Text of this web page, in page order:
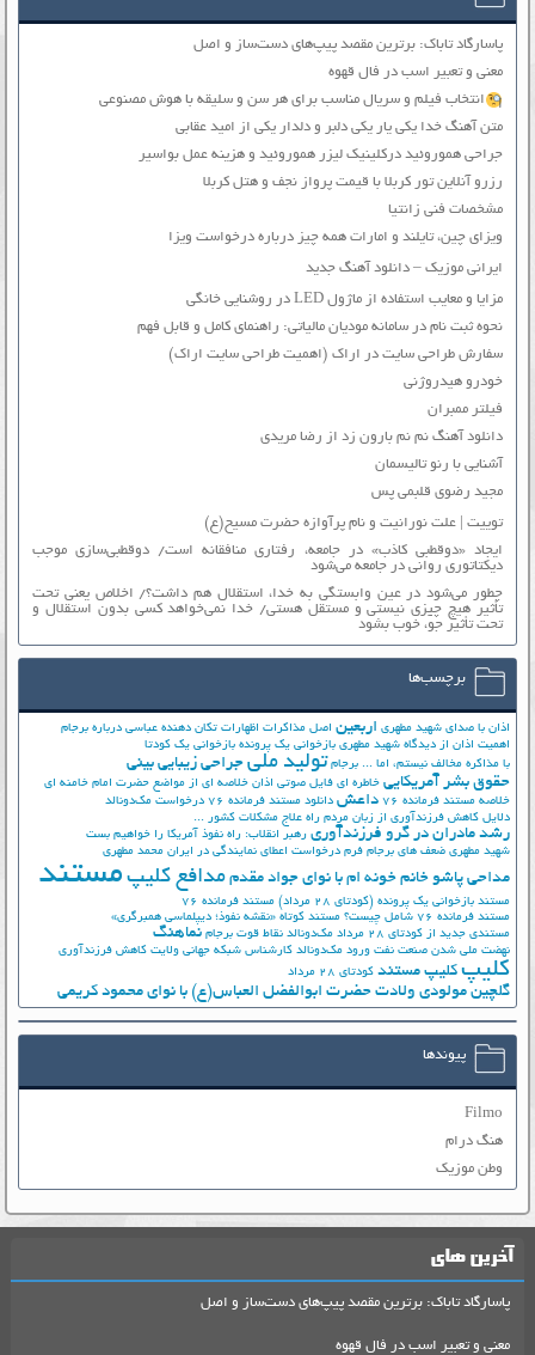
پاسارگاد تاباک: برترین مقصد پیپ‌های دست‌ساز و اصل
معنی و تعبیر اسب در فال قهوه
انتخاب فیلم و سریال مناسب برای هر سن و سلیقه با هوش مصنوعی
متن آهنگ خدا یکی یار یکی دلبر و دلدار یکی از امید عقابی
جراحی هموروئید درکلینیک لیزر هموروئید و هزینه عمل بواسیر
رزرو آنلاین تور کربلا با قیمت پرواز نجف و هتل کربلا
مشخصات فنی زانتیا
ویزای چین، تایلند و امارات همه چیز درباره درخواست ویزا
ایرانی موزیک – دانلود آهنگ جدید
مزایا و معایب استفاده از ماژول LED در روشنایی خانگی
نحوه ثبت نام در سامانه مودیان مالیاتی: راهنمای کامل و قابل فهم
سفارش طراحی سایت در اراک (اهمیت طراحی سایت اراک)
خودرو هیدروژنی
فیلتر ممبران
دانلود آهنگ نم نم بارون زد از رضا مریدی
آشنایی با رنو تالیسمان
مجید رضوی قلبمی پس
توییت | علت نورانیت و نام پرآوازه حضرت مسیح(ع)
ایجاد «دوقطبی کاذب» در جامعه، رفتاری منافقانه است/ دوقطبی‌سازی موجب
دیکتاتوری روانی در جامعه می‌شود
چطور می‌شود در عین وابستگی به خدا، استقلال هم داشت؟/ اخلاص یعنی تحت
تأثیر هیچ چیزی نیستی و مستقل هستی/ خدا نمی‌خواهد کسی بدون استقلال و
تحت تأثیر جوّ، خوب بشود
برچسب‌ها
اذان با صدای شهید مطهری اربعین اصل مذاکرات اظهارات تکان دهنده عباسی درباره برجام
اهمیت اذان از دیدگاه شهید مطهری بازخوانی یک پرونده بازخوانی یک کودتا
با مذاکره مخالف نیستم، اما ... برجام تولید ملی جراحی زیبایی بینی
حقوق بشر آمریکایی خاطره ای فایل صوتی اذان خلاصه ای از مواضع حضرت امام خامنه ای
خلاصه مستند فرمانده 76
داعش دانلود مستند فرمانده 76
درخواست مک‌دونالد
دلایل کاهش فرزندآوری از زبان مردم راه علاج مشکلات کشور ...
رشد مادران در گرو فرزندآوری رهبر انقلاب: راه نفوذ آمریکا را خواهیم بست
شهید مطهری ضعف های برجام فرم درخواست اعطای نمایندگی در ایران محمد مطهری
مداحی پاشو خانم خونه ام با نوای جواد مقدم مدافع کلیپ مستند
مستند بازخوانی یک پرونده (کودتای 28 مرداد)
مستند فرمانده 76
مستند فرمانده 76 شامل چیست؟
مستند کوتاه «نقشه نفوذ؛ دیپلماسی همبرگری»
مستندی جدید از کودتای 28 مرداد
مک‌دونالد نقاط قوت برجام نماهنگ
نهضت ملي شدن صنعت نفت ورود مک‌دونالد کارشناس شبکه جهانی ولایت کاهش فرزندآوری
کلیپ کلیپ مستند کودتای 28 مرداد
گلچین مولودی ولادت حضرت ابوالفضل العباس(ع) با نوای محمود کریمی
پیوندها
Filmo
هنگ درام
وطن موزیک
آخرین های
پاسارگاد تاباک: برترین مقصد پیپ‌های دست‌ساز و اصل
معنی و تعبیر اسب در فال قهوه